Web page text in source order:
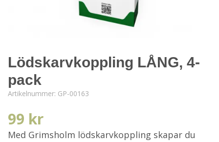
Lödskarvkoppling LÅNG, 4-
pack
Artikelnummer: GP-00163
99 kr
Med Grimsholm lödskarvkoppling skapar du